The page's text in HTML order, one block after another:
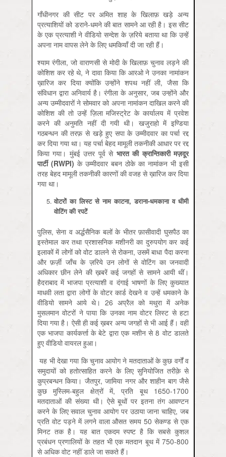
गाँधीनगर की सीट पर अमित शाह के खिलाफ़ खड़े अन्य
प्रत्याशियों को डराने-धमने की बात सामने आ रही है। इस सीट
के एक प्रत्याशी ने वीडियो सन्देश के ज़रिये बताया था कि उन्हें
अपना नाम वापस लेने के लिए धमकियाँ दी जा रही हैं।
श्याम रंगीला, जो वाराणसी से मोदी के खिलाफ़ चुनाव लड़ने की
कोशिश कर रहे थे, ने दावा किया कि आरओ ने उनका नामांकन
ख़ारिज कर दिया क्योंकि उन्होंने शपथ नहीं ली, जैसा कि
संविधान द्वारा अनिवार्य है। रंगीला के अनुसार, जब उन्होंने और
अन्य उम्मीदवारों ने सोमवार को अपना नामांकन दाखिल करने की
कोशिश की तो उन्हें ज़िला मजिस्ट्रेट के कार्यालय में प्रवेश
करने की अनुमति नहीं दी गयी थी। खजुराहो में इण्डिया
गठबन्धन की तरफ़ से खड़े हुए सपा के उम्मीदवार का पर्चा रद्द
कर दिया गया था। यह पर्चा बेहद मामूली तकनीकी आधार पर रद्द
किया गया। मुंबई उत्तर पूर्व से भारत की क्रान्तिकारी मज़दूर
पार्टी(RWPI) के उम्मीदवार बबन ठोके का नामांकन भी इसी
तरह बेहद मामूली तकनीकी कारणों की वजह से ख़ारिज कर दिया
गया था।
वोटरों का लिस्ट से नाम काटना, डराना-धमकाना व धीमी
वोटिंग की रपटें
पुलिस, सेना व अर्द्धसैनिक बलों के भीतर फ़ासीवादी घुसपैठ का
इस्तेमाल कर तथा प्रशासनिक मशीनरी का दुरुपयोग कर कई
इलाकों में लोगों को वोट डालने से रोकना, उसमें बाधा पैदा करना
और फ़र्ज़ी जाँच के ज़रिये उन लोगों से वोटिंग का जनवादी
अधिकार छीन लेने की ख़बरें कई जगहों से सामने आयी थीं।
हैदराबाद में भाजपा प्रत्याशी व दंगाई भाषणों के लिए कुख्यात
माधवी लता द्वारा लोगों के वोटर कार्ड देखने व उन्हें धमकाने के
वीडियो सामने आये थे। 26 अप्रैल को मथुरा में अनेक
मुसलमान वोटरों ने पाया कि उनका नाम वोटर लिस्ट से हटा
दिया गया है। ऐसी ही कई ख़बर अन्य जगहों से भी आई हैं। वहीं
एक भाजपा कार्यकर्त्ता के बेटे द्वारा एक मशीन से 8 वोट डालते
हुए वीडियो वायरल हुआ।
यह भी देखा गया कि चुनाव आयोग ने मतदाताओं के कुछ वर्गों व
समुदायों को हतोत्साहित करने के लिए सुनियोजित तरीक़े से
कुप्रबन्धन किया। जैतपुर, जामिया नगर और शाहीन बाग जैसे
कुछ मुस्लिम-बहुल क्षेत्रों में, प्रति बूथ 1650-1700
मतदाताओं की संख्या थी। ऐसे बूथों पर इतना तंग आवण्टन
करने के लिए सवाल चुनाव आयोग पर उठाया जाना चाहिए, जब
प्रति वोट पड़ने में लगने वाला औसत समय 50 सेकण्ड से एक
मिनट तक है। यह बात एकदम स्पष्ट है कि सबसे कुशल
प्रबंधन प्रणालियों के तहत भी एक मतदान बूथ में 750-800
से अधिक वोट नहीं डाले जा सकते हैं।